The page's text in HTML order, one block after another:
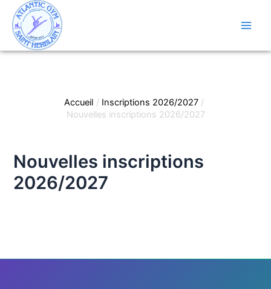
contenu
Accueil
Inscriptions 2026/2027
Nouvelles inscriptions 2026/2027
Nouvelles inscriptions
2026/2027